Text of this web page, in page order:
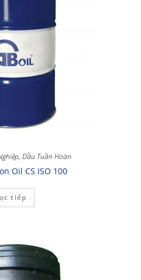
, Dầu Tuần Hoàn
Oil CS ISO 100
tiếp